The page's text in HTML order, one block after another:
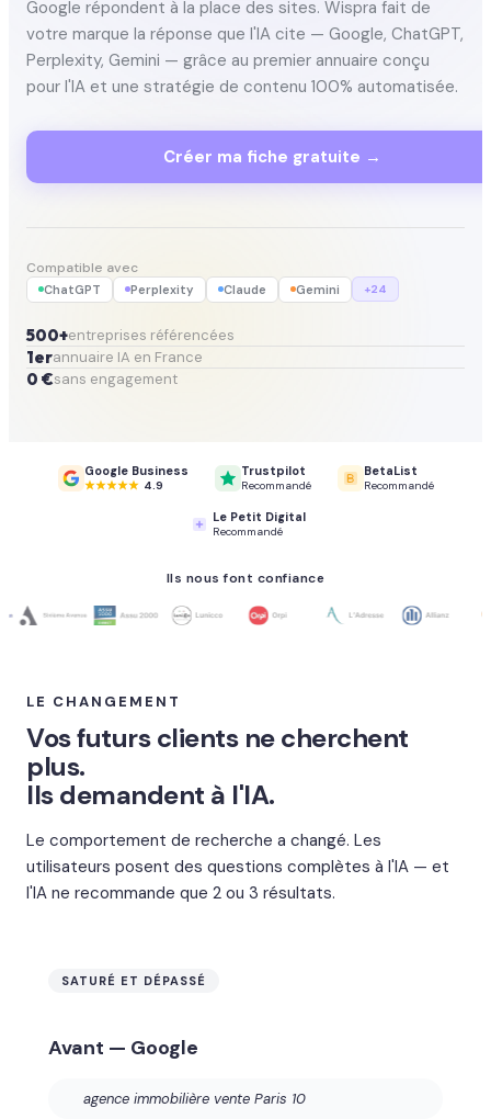
Google répondent à la place des sites. Wispra fait de
votre marque la réponse que l'IA cite — Google, ChatGPT,
Perplexity, Gemini — grâce au premier annuaire conçu
pour l'IA et une stratégie de contenu 100% automatisée.
Créer ma fiche gratuite →
Compatible avec
ChatGPT Perplexity Claude Gemini +24
500+entreprises référencées
1erannuaire IA en France
0 €sans engagement
Google Business
4.9
Trustpilot
Recommandé
BetaList
Recommandé
Le Petit Digital
Recommandé
Ils nous font confiance
LE CHANGEMENT
Vos futurs clients ne cherchent
plus.
Ils demandent à l'IA.
Le comportement de recherche a changé. Les
utilisateurs posent des questions complètes à l'IA — et
l'IA ne recommande que 2 ou 3 résultats.
SATURÉ ET DÉPASSÉ
Avant — Google
agence immobilière vente Paris 10